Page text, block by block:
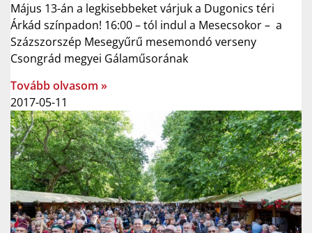
Május 13-án a legkisebbeket várjuk a Dugonics téri
Árkád színpadon! 16:00 – tól indul a Mesecsokor – a
Százszorszép Mesegyűrű mesemondó verseny
Csongrád megyei Gálaműsorának
Tovább olvasom »
2017-05-11